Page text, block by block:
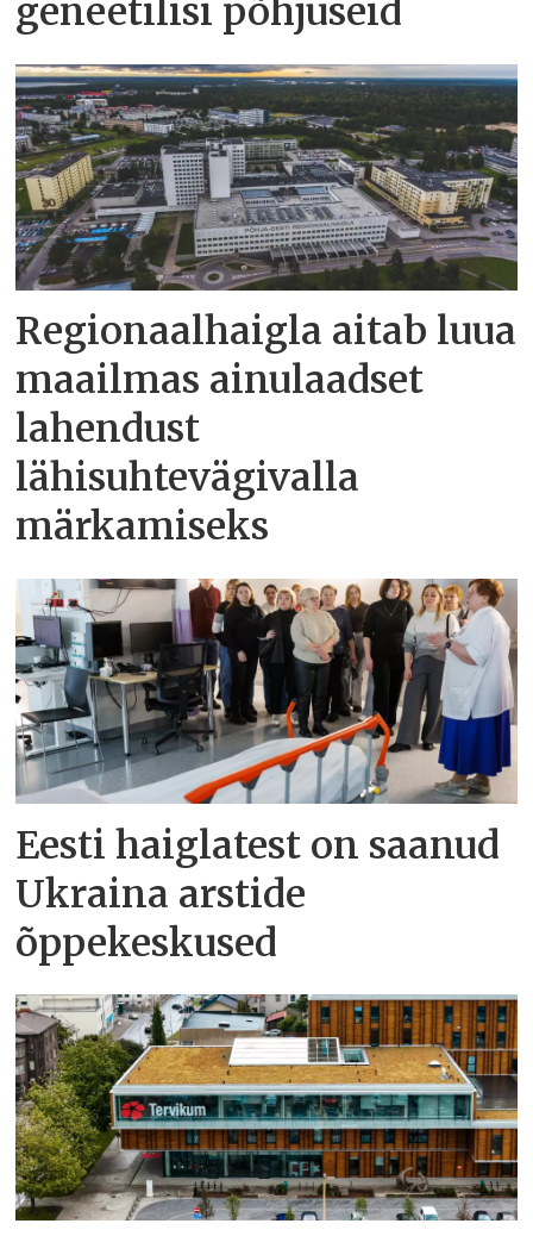
geneetilisi põhjuseid
Regionaalhaigla aitab luua
maailmas ainulaadset
lahendust
lähisuhtevägivalla
märkamiseks
Eesti haiglatest on saanud
Ukraina arstide
õppekeskused